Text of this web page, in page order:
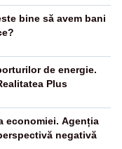
bine să avem bani
de energie.
Plus
economiei. Agenția
negativă